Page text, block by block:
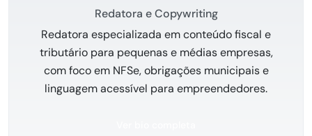
Redatora e Copywriting
Redatora especializada em conteúdo fiscal e
tributário para pequenas e médias empresas,
com foco em NFSe, obrigações municipais e
linguagem acessível para empreendedores.